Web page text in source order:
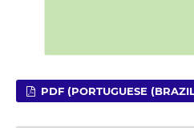
PDF (PORTUGUESE